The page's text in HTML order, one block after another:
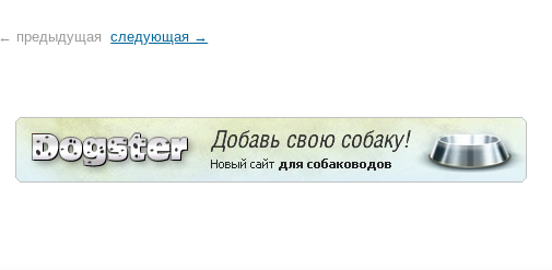
← предыдущая следующая →